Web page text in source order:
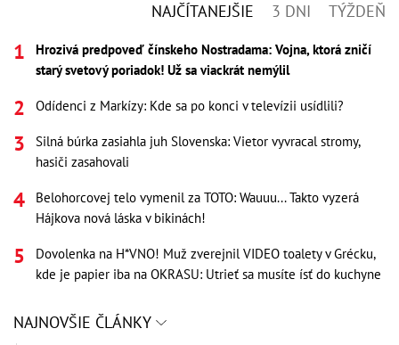
NAJČÍTANEJŠIE 3 DNI TÝŽDEŇ
Hrozivá predpoveď čínskeho Nostradama: Vojna, ktorá zničí
starý svetový poriadok! Už sa viackrát nemýlil
Odídenci z Markízy: Kde sa po konci v televízii usídlili?
Silná búrka zasiahla juh Slovenska: Vietor vyvracal stromy,
hasiči zasahovali
Belohorcovej telo vymenil za TOTO: Wauuu... Takto vyzerá
Hájkova nová láska v bikinách!
Dovolenka na H*VNO! Muž zverejnil VIDEO toalety v Grécku,
kde je papier iba na OKRASU: Utrieť sa musíte ísť do kuchyne
NAJNOVŠIE ČLÁNKY